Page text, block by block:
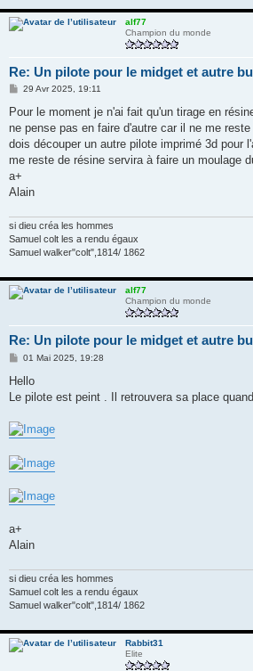
alf77
Champion du monde
Re: Un pilote pour le midget et autre
M
s
a
g
29 Avr 2025, 19:11
Pour le moment je n'ai fait qu'un tirage en
ne pense pas en faire d'autre car il ne me
dois découper un autre pilote imprimé 3d pour
me reste de résine servira à faire un moulage
a+
Alain
si dieu créa les hommes
Samuel colt les a rendu égaux
Samuel walker"colt",1814/ 1862
alf77
Champion du monde
Re: Un pilote pour le midget et autre
M
s
a
e
01 Mai 2025, 19:28
Hello
Le pilote est peint . Il retrouvera sa place
a+
Alain
si dieu créa les hommes
Samuel colt les a rendu égaux
Samuel walker"colt",1814/ 1862
Rabbit31
Elite